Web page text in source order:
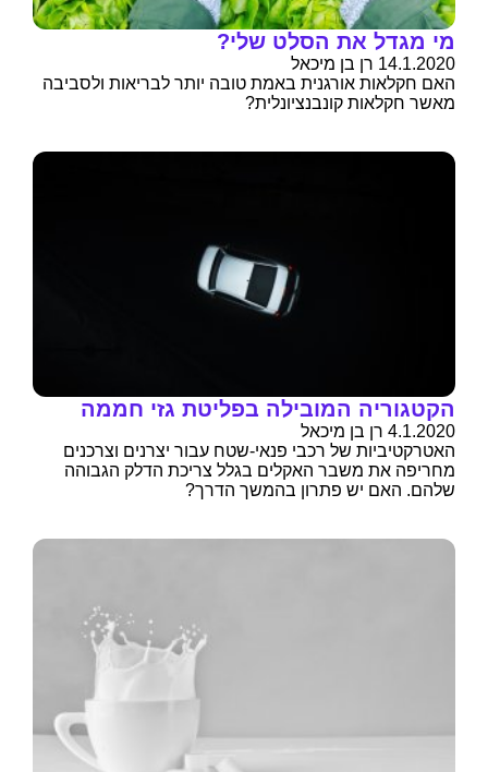
מי מגדל את הסלט שלי?
14.1.2020 רן בן מיכאל
האם חקלאות אורגנית באמת טובה יותר לבריאות ולסביבה
מאשר חקלאות קונבנציונלית?
הקטגוריה המובילה בפליטת גזי חממה
4.1.2020 רן בן מיכאל
האטרקטיביות של רכבי פנאי-שטח עבור יצרנים וצרכנים
מחריפה את משבר האקלים בגלל צריכת הדלק הגבוהה
שלהם. האם יש פתרון בהמשך הדרך?